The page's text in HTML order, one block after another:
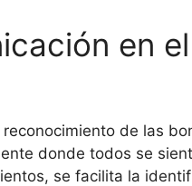
en el
de las
donde todos se
se facilita la